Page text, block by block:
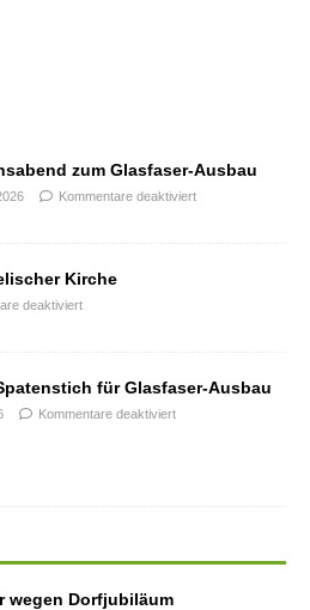
zum Glasfaser-Ausbau
Kommentare deaktiviert
Kirche
deaktiviert
für Glasfaser-Ausbau
Kommentare deaktiviert
wegen Dorfjubiläum